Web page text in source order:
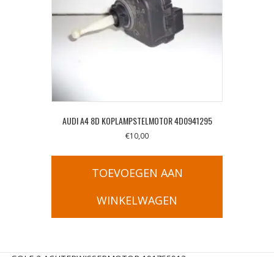
AUDI A4 8D KOPLAMPSTELMOTOR 4D0941295
€10,00
TOEVOEGEN AAN
WINKELWAGEN